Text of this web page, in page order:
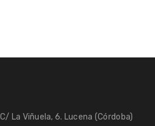
La Viñuela, 6. Lucena (Córdoba)